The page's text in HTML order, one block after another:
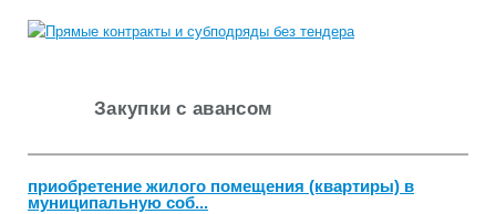
Закупки с авансом
приобретение жилого помещения (квартиры) в
муниципальную соб...